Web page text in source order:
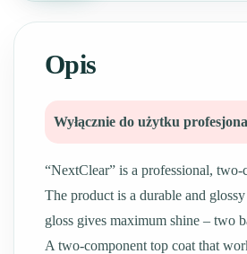
Opis
Wyłącznie do użytku
“NextClear” is a professional,
The product is a durable and
gloss gives maximum shine – two
A two-component top coat that